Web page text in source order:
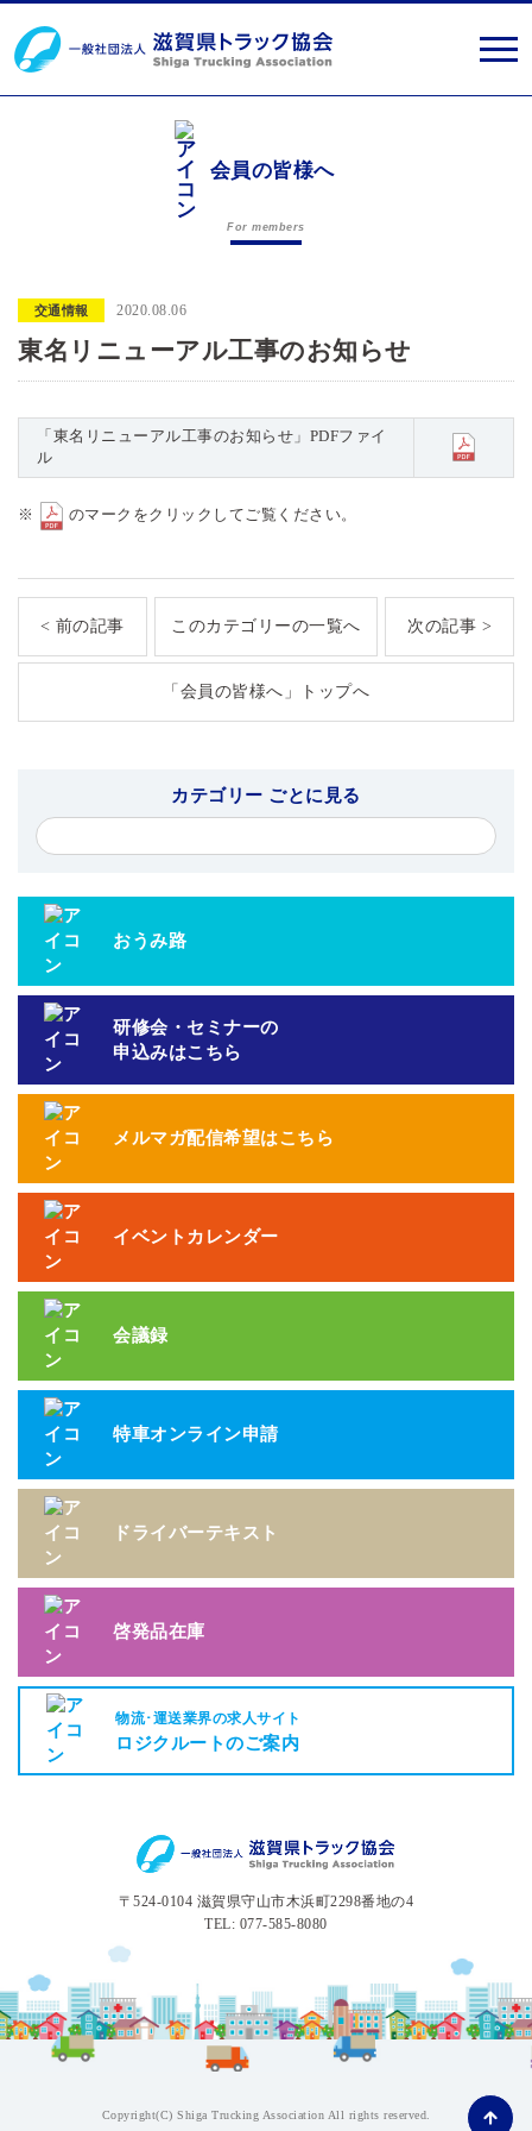
会員の皆様へ
For members
交通情報 2020.08.06
東名リニューアル工事のお知らせ
「東名リニューアル工事のお知らせ」PDFファイ
ル
※ のマークをクリックしてご覧ください。
< 前の記事 このカテゴリーの一覧へ 次の記事 >
「会員の皆様へ」トップへ
カテゴリー ごとに見る
おうみ路
研修会・セミナーの
申込みはこちら
メルマガ配信希望はこちら
イベントカレンダー
会議録
特車オンライン申請
ドライバーテキスト
啓発品在庫
物流･運送業界の求人サイト
ロジクルートのご案内
〒524-0104 滋賀県守山市木浜町2298番地の4
TEL: 077-585-8080
Copyright(C) Shiga Trucking Association All rights reserved.